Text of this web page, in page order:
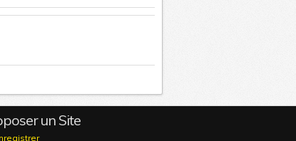
un Site